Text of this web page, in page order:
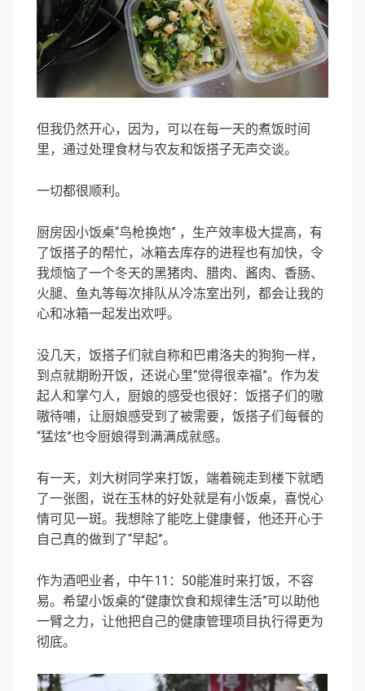
但我仍然开心，因为，可以在每一天的煮饭时间
里，通过处理食材与农友和饭搭子无声交谈。
一切都很顺利。
厨房因小饭桌“鸟枪换炮” ，生产效率极大提高，有
了饭搭子的帮忙，冰箱去库存的进程也有加快，令
我烦恼了一个冬天的黑猪肉、腊肉、酱肉、香肠、
火腿、鱼丸等每次排队从冷冻室出列，都会让我的
心和冰箱一起发出欢呼。
没几天，饭搭子们就自称和巴甫洛夫的狗狗一样，
到点就期盼开饭，还说心里“觉得很幸福”。作为发
起人和掌勺人，厨娘的感受也很好：饭搭子们的嗷
嗷待哺，让厨娘感受到了被需要，饭搭子们每餐的
“猛炫”也令厨娘得到满满成就感。
有一天，刘大树同学来打饭，端着碗走到楼下就晒
了一张图，说在玉林的好处就是有小饭桌，喜悦心
情可见一斑。我想除了能吃上健康餐，他还开心于
自己真的做到了“早起”。
作为酒吧业者，中午11：50能准时来打饭，不容
易。希望小饭桌的“健康饮食和规律生活”可以助他
一臂之力，让他把自己的健康管理项目执行得更为
彻底。